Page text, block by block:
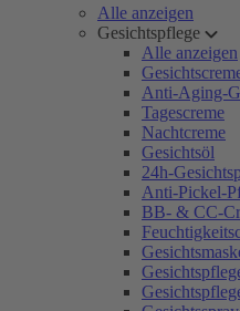
Alle anzeigen
Gesichtspflege
Alle anzeigen
Anti-Aging-
Tagescreme
Nachtcreme
Gesichtsöl
24h-
Anti-Pickel-
BB- & CC-